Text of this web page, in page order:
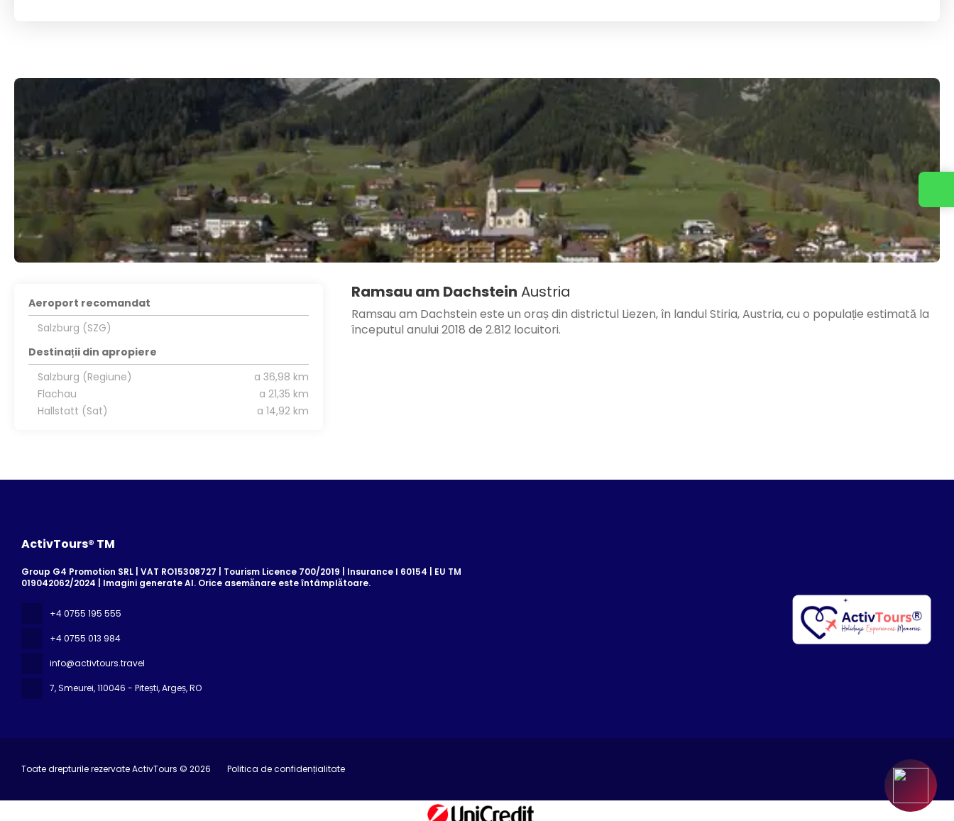
Ramsau am Dachstein Austria
Ramsau am Dachstein este un oraș din districtul Liezen, în landul Stiria, Austria, cu o populație estimată la
începutul anului 2018 de 2.812 locuitori.
Aeroport recomandat
Salzburg (SZG)
Destinații din apropiere
Salzburg (Regiune)
a 36,98 km
Flachau
a 21,35 km
Hallstatt (Sat)
a 14,92 km
ActivTours® TM
Group G4 Promotion SRL | VAT RO15308727 | Tourism Licence 700/2019 | Insurance I 60154 | EU TM
019042062/2024 | Imagini generate AI. Orice asemănare este întâmplătoare.
+4 0755 195 555
+4 0755 013 984
info@activtours.travel
7, Smeurei, 110046 - Pitești, Argeș, RO
Toate drepturile rezervate ActivTours © 2026 Politica de confidențialitate